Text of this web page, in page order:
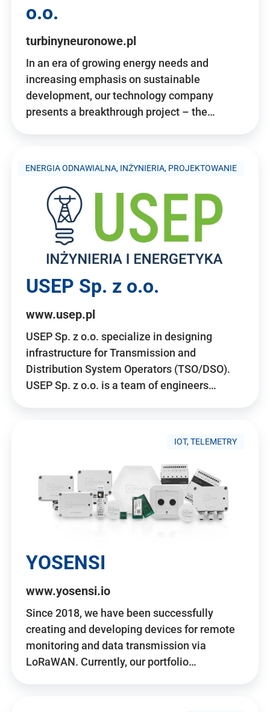
o.o.
turbinyneuronowe.pl
In an era of growing energy needs and
increasing emphasis on sustainable
development, our technology company
presents a breakthrough project – the…
ENERGIA ODNAWIALNA, INŻYNIERIA, PROJEKTOWANIE
USEP Sp. z o.o.
www.usep.pl
USEP Sp. z o.o. specialize in designing
infrastructure for Transmission and
Distribution System Operators (TSO/DSO).
USEP Sp. z o.o. is a team of engineers…
IOT, TELEMETRY
YOSENSI
www.yosensi.io
Since 2018, we have been successfully
creating and developing devices for remote
monitoring and data transmission via
LoRaWAN. Currently, our portfolio…